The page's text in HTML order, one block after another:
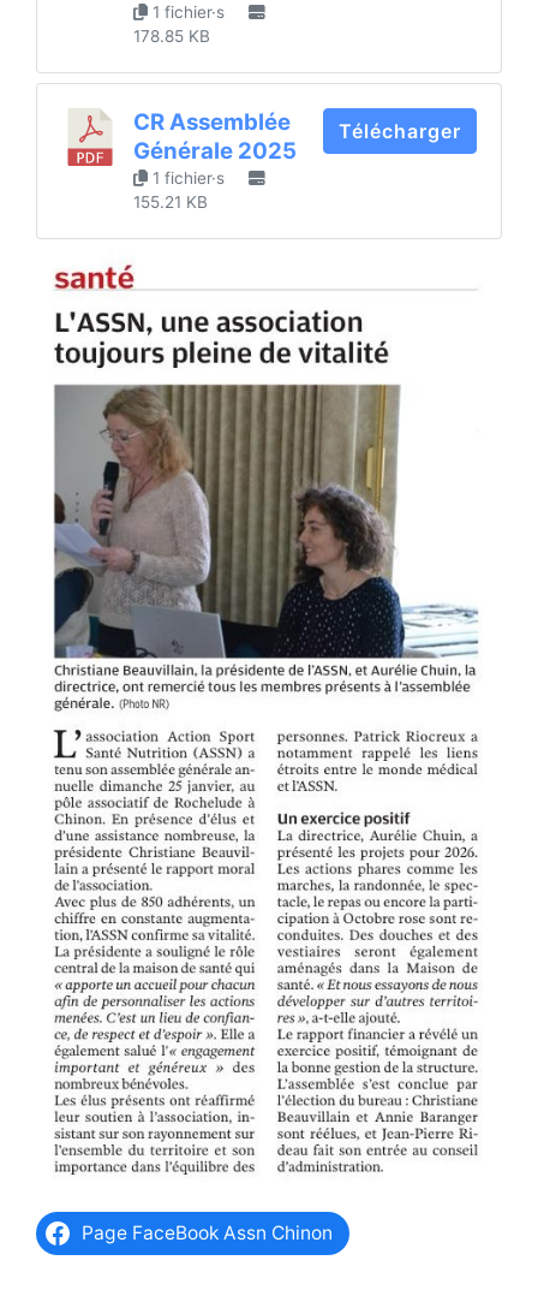
1 fichier·s
178.85 KB
CR Assemblée
Générale 2025
1 fichier·s
155.21 KB
Télécharger
Page FaceBook Assn Chinon